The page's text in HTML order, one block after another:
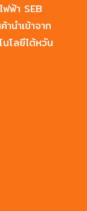
ฟ้า SEB
นำเข้าจาก
โลยีไต้หวัน